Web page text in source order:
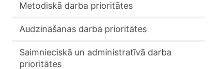
Metodiskā darba prioritātes
Audzināšanas darba prioritātes
Saimnieciskā un administratīvā darba
prioritātes